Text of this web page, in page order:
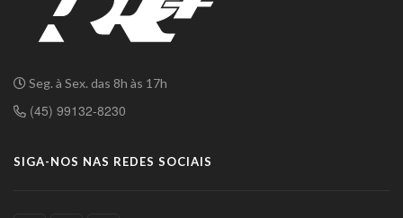
Seg. à Sex. das 8h às 17h
(45) 99132-8230
SIGA-NOS NAS REDES SOCIAIS